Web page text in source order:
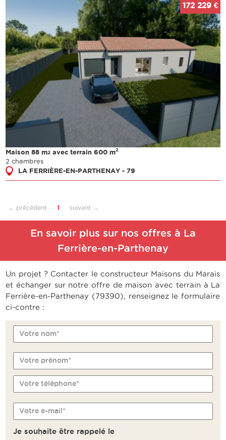
Maison 88 m2 avec terrain 600 m2
2 chambres
LA FERRIÈRE-EN-PARTHENAY - 79
172 229 €
← précédent 1 suivant →
En savoir plus sur nos offres à La
Ferrière-en-Parthenay
Un projet ? Contacter le constructeur Maisons du Marais
et échanger sur notre offre de maison avec terrain à La
Ferrière-en-Parthenay (79390), renseignez le formulaire
ci-contre :
Votre nom*
Votre prénom*
Votre téléphone*
Votre e-mail*
Je souhaite être rappelé le